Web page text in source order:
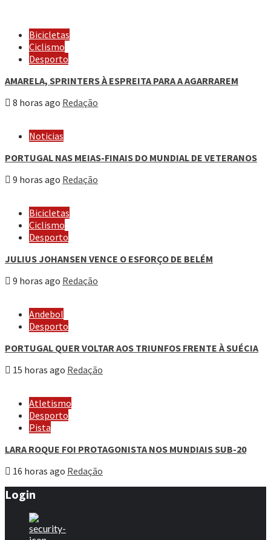
Bicicletas
Ciclismo
Desporto
AMARELA, SPRINTERS À ESPREITA PARA A AGARRAREM
8 horas ago Redação
Noticias
PORTUGAL NAS MEIAS-FINAIS DO MUNDIAL DE VETERANOS
9 horas ago Redação
Bicicletas
Ciclismo
Desporto
JULIUS JOHANSEN VENCE O ESFORÇO DE BELÉM
9 horas ago Redação
Andebol
Desporto
PORTUGAL QUER VOLTAR AOS TRIUNFOS FRENTE À SUÉCIA
15 horas ago Redação
Atletismo
Desporto
Pista
LARA ROQUE FOI PROTAGONISTA NOS MUNDIAIS SUB-20
16 horas ago Redação
Login